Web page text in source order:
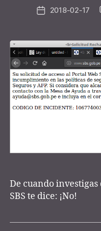
Post2018-02-17
De cuando
SBS te dice: ¡No!